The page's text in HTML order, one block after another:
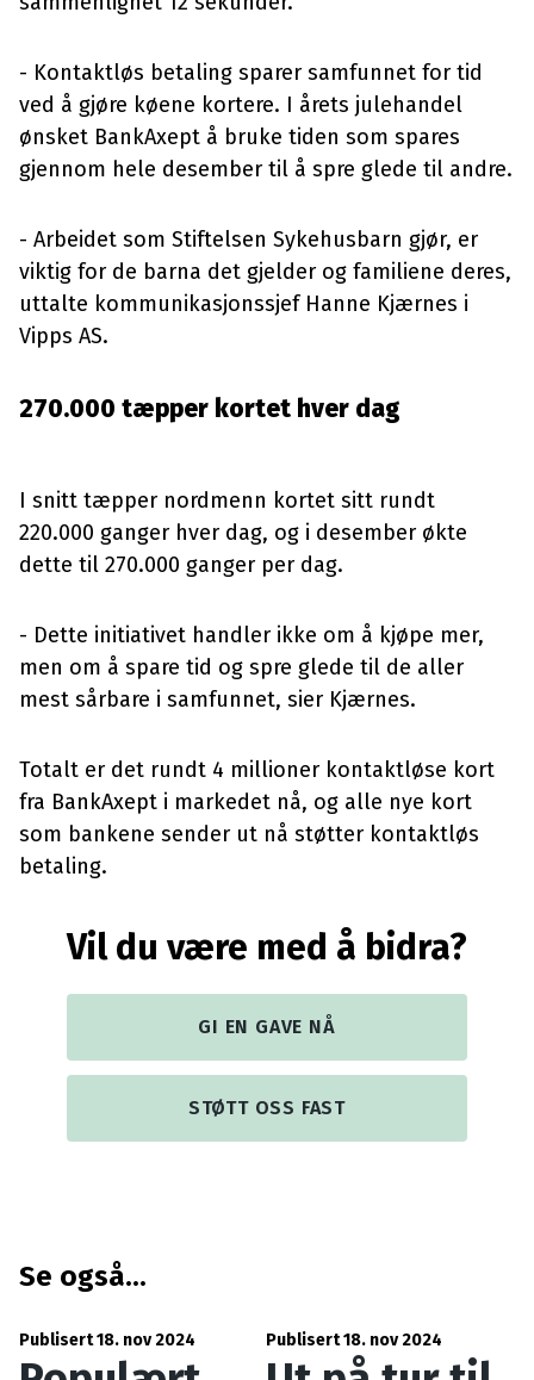
- Kontaktløs betaling sparer samfunnet for tid
ved å gjøre køene kortere. I årets julehandel
ønsket BankAxept å bruke tiden som spares
gjennom hele desember til å spre glede til andre.
- Arbeidet som Stiftelsen Sykehusbarn gjør, er
viktig for de barna det gjelder og familiene deres,
uttalte kommunikasjonssjef Hanne Kjærnes i
Vipps AS.
270.000 tæpper kortet hver dag
I snitt tæpper nordmenn kortet sitt rundt
220.000 ganger hver dag, og i desember økte
dette til 270.000 ganger per dag.
- Dette initiativet handler ikke om å kjøpe mer,
men om å spare tid og spre glede til de aller
mest sårbare i samfunnet, sier Kjærnes.
Totalt er det rundt 4 millioner kontaktløse kort
fra BankAxept i markedet nå, og alle nye kort
som bankene sender ut nå støtter kontaktløs
betaling.
Vil du være med å bidra?
GI EN GAVE NÅ
STØTT OSS FAST
Se også...
Publisert 18. nov 2024 Publisert 18. nov 2024